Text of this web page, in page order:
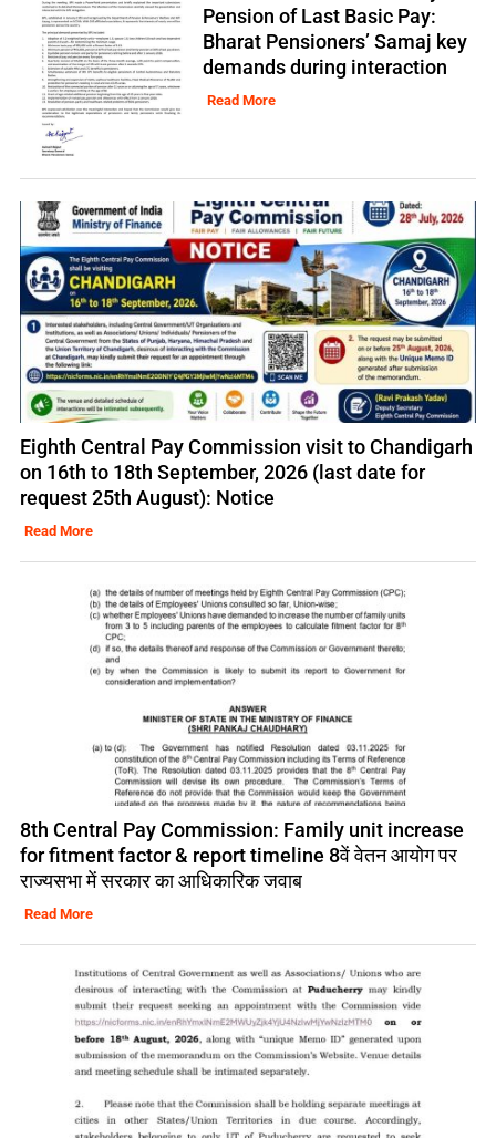
Pension of Last Basic Pay:
Bharat Pensioners’ Samaj key
demands during interaction
Read More
Eighth Central Pay Commission visit to Chandigarh
on 16th to 18th September, 2026 (last date for
request 25th August): Notice
Read More
8th Central Pay Commission: Family unit increase
for fitment factor & report timeline 8वें वेतन आयोग पर
राज्यसभा में सरकार का आधिकारिक जवाब
Read More